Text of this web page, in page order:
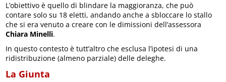
L’obiettivo è quello di blindare la maggioranza, che può
contare solo su 18 eletti, andando anche a sbloccare lo stallo
che si era venuto a creare con le dimissioni dell’assessora
Chiara Minelli.
In questo contesto è tutt’altro che esclusa l’ipotesi di una
ridistribuzione (almeno parziale) delle deleghe.
La Giunta